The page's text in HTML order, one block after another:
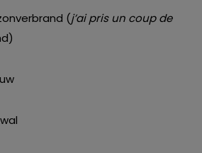
(j’ai pris un coup de